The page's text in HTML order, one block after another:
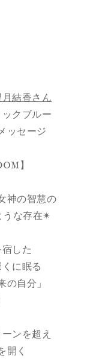
結香さん
クブルー
ッセージ
】
神の智慧の
うな存在✴︎
した
に眠る
の自分」
ンを超え
開く